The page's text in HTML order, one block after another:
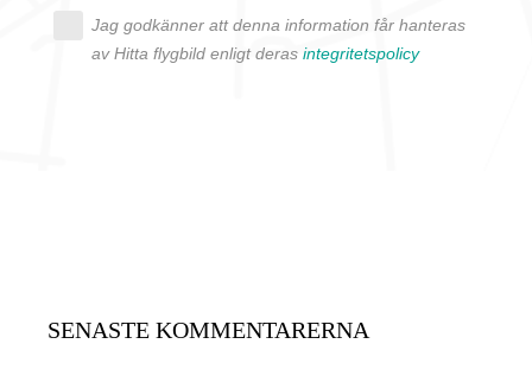
Jag godkänner att denna information får hanteras
av Hitta flygbild enligt deras integritetspolicy
SENASTE KOMMENTARERNA